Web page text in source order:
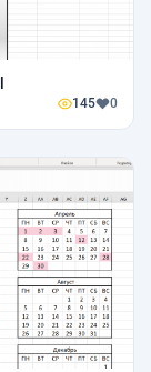
145 0